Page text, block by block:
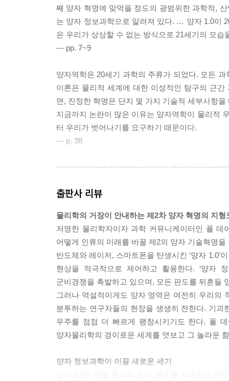
째 양자 혁명에 맞먹을 정도의 광범위한 과학적,
는 양자 정보과학으로 알려져 있다. … 양자 1.0이
은 우리가 상상할 수 없는 방식으로 21세기의 모습
--- pp. 7~9
양자역학은 20세기 과학의 주류가 되었다. 모든
이론은 물리적 세계에 대한 이성적인 탐구의 근간
면, 진정한 혁명은 단지 몇 가지 기술적 세부사항
지금까지 논란이 많은 이유는 양자역학이 물리적
터 우리가 벗어나기를 요구하기 때문이다.
--- p. 38
[전자현미경, 트랜지스터, 레이저, 핵무기 등] 나는
받아들이고 그들이 관심을 가진 계에 적용하는
술적 기회로 바뀌었다. 이 양자 르네상스가 생긴
있게 되었고 중첩과 같은 성질을 극도로 정확하게
실을 수 있게 되었다. 이것이 흥미진진한 ‘실재 공
--- pp. 77~78
20세기 말이 되자 새로운 양자 혁명의 윤곽이 명
다. 그러나 컴퓨터, 인터넷, AI, 휴대폰에서 처리
해 고전적인 것이었고 현재도 그렇다. 하지만 얽
강력한 방식으로 정보를 담는다. 양자 정보처리
간으로 가는 창문을 열었다. 양자역학이 탄생한
출판사 리뷰
물리학의 거장이 안내하는 제2차 양자 혁명의 지형
저명한 물리학자이자 과학 커뮤니케이터인 폴
어떻게 인류의 미래를 바꿀 제2의 양자 기술혁명
반도체와 레이저, 스마트폰을 탄생시킨 ‘양자 1.0’
현상을 적극적으로 제어하고 활용한다. ‘양자
군비경쟁을 촉발하고 있으며, 모든 판도를 뒤흔들
그러나 역설적이게도 양자 영역은 여전히 우리의
분투하는 연구자들의 현장을 생생히 전한다. 기
우주를 점점 더 빠르게 팽창시키기도 한다. 폴
양자물리학의 경이로운 세계를 엿보고 그 놀라운
양자 정보과학이 이끌 새로운 세기